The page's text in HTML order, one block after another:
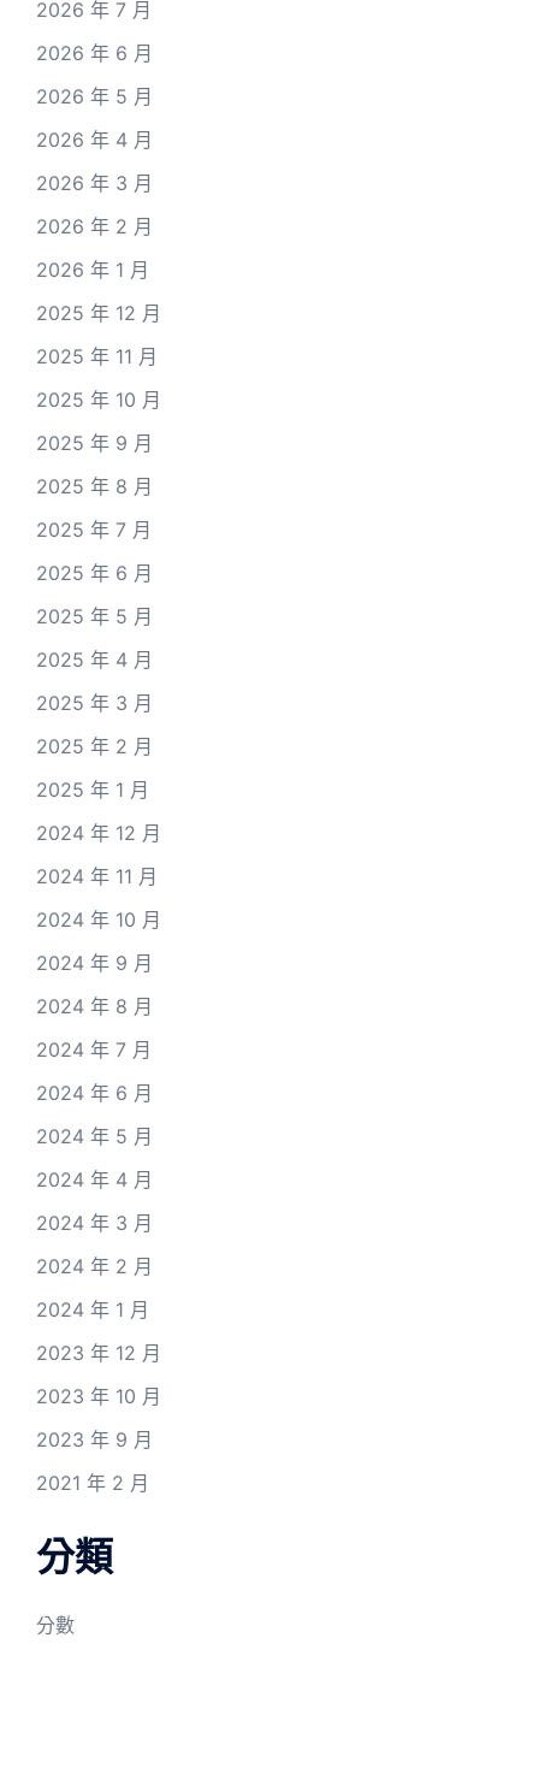
2026 年 7 月
2026 年 6 月
2026 年 5 月
2026 年 4 月
2026 年 3 月
2026 年 2 月
2026 年 1 月
2025 年 12 月
2025 年 11 月
2025 年 10 月
2025 年 9 月
2025 年 8 月
2025 年 7 月
2025 年 6 月
2025 年 5 月
2025 年 4 月
2025 年 3 月
2025 年 2 月
2025 年 1 月
2024 年 12 月
2024 年 11 月
2024 年 10 月
2024 年 9 月
2024 年 8 月
2024 年 7 月
2024 年 6 月
2024 年 5 月
2024 年 4 月
2024 年 3 月
2024 年 2 月
2024 年 1 月
2023 年 12 月
2023 年 10 月
2023 年 9 月
2021 年 2 月
分類
分數